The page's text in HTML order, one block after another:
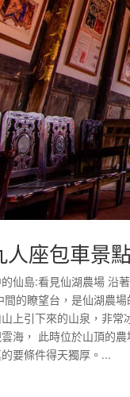
人座包車景
仙島:看見仙湖農場 沿
間的瞭望台，是仙湖農
上引下來的山泉，非
海， 此時位於山頂的
要條件得天獨厚。...